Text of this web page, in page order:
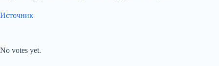
Источник
No votes yet.